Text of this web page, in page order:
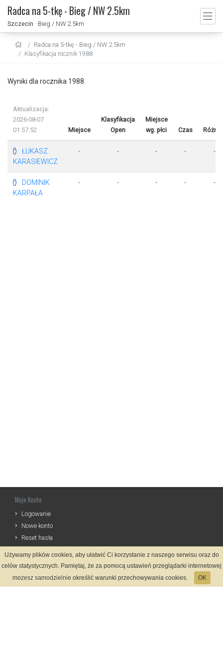
Radca na 5-tkę - Bieg / NW 2.5km
Szczecin · Bieg / NW 2.5km
Radca na 5-tkę - Bieg / NW 2.5km
Klasyfikacja rocznik 1988
Wyniki dla rocznika 1988
Aktualizacja:
2026-08-07
01:57:52
Miejsce
Klasyfikacja
Open
Miejsce
wg. płci
Czas
ŁUKASZ
KARASIEWICZ
- - - - -
DOMINIK
KARPAŁA
- - - - -
Moje Konto
Logowanie
Nowe konto
Reset hasła
Informacje
Zasady Rejestracji
Używamy plików cookies, aby ułatwić Ci korzystanie z naszego serwisu oraz do
celów statystycznych. Pamiętaj, że za pomocą ustawień przeglądarki internetowej
możesz samodzielnie określić warunki przechowywania cookies.
OK